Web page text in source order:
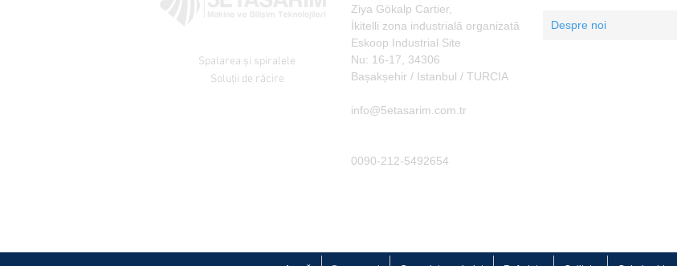
Spalarea și spiralele
Soluții de răcire
Ziya Gökalp Cartier,
İkitelli zona industrială organizată
Eskoop Industrial Site
Nu: 16-17, 34306
Bașakșehir / Istanbul / TURCIA
info@5etasarim.com.tr
0090-212-5492654
Despre noi